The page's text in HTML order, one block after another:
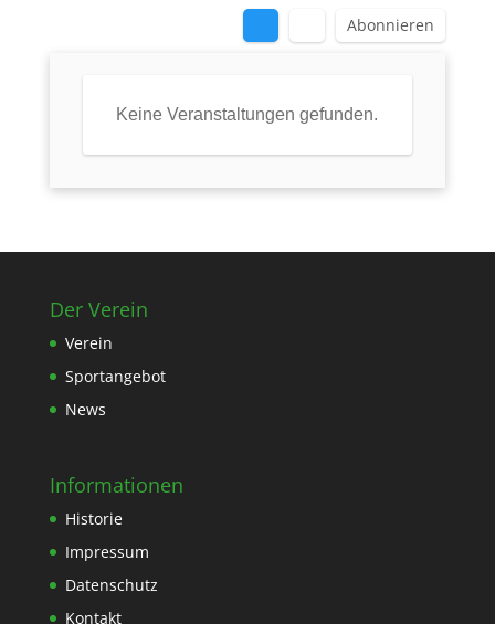
Abonnieren
Keine Veranstaltungen gefunden.
Der Verein
Verein
Sportangebot
News
Informationen
Historie
Impressum
Datenschutz
Kontakt